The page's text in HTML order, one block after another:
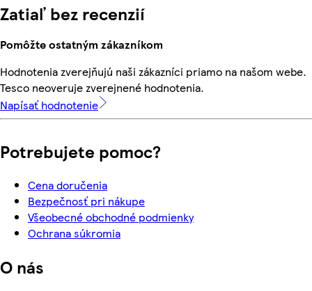
Zatiaľ bez recenzií
Pomôžte ostatným zákazníkom
Hodnotenia zverejňujú naši zákazníci priamo na našom webe.
Tesco neoveruje zverejnené hodnotenia.
Napísať hodnotenie
Potrebujete pomoc?
Cena doručenia
Bezpečnosť pri nákupe
Všeobecné obchodné podmienky
Ochrana súkromia
O nás